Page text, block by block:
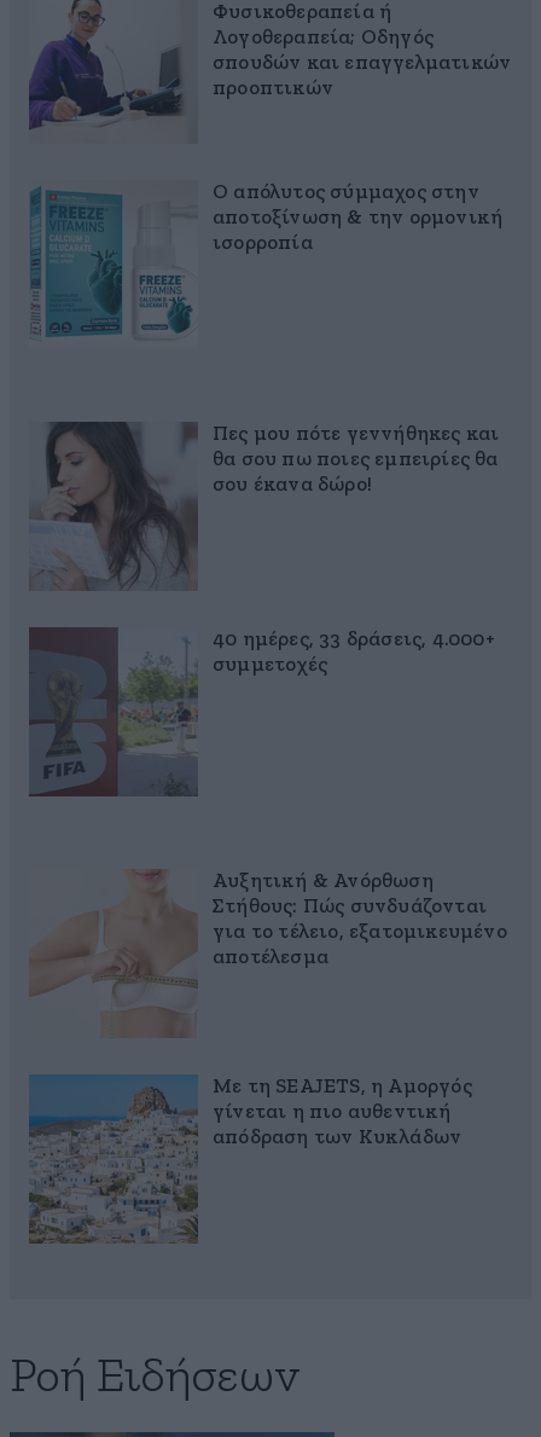
Φυσικοθεραπεία ή
Λογοθεραπεία; Οδηγός
σπουδών και επαγγελματικών
προοπτικών
Ο απόλυτος σύμμαχος στην
αποτοξίνωση & την ορμονική
ισορροπία
Πες μου πότε γεννήθηκες και
θα σου πω ποιες εμπειρίες θα
σου έκανα δώρο!
40 ημέρες, 33 δράσεις, 4.000+
συμμετοχές
Αυξητική & Ανόρθωση
Στήθους: Πώς συνδυάζονται
για το τέλειο, εξατομικευμένο
αποτέλεσμα
Με τη SEAJETS, η Αμοργός
γίνεται η πιο αυθεντική
απόδραση των Κυκλάδων
Ροή Ειδήσεων